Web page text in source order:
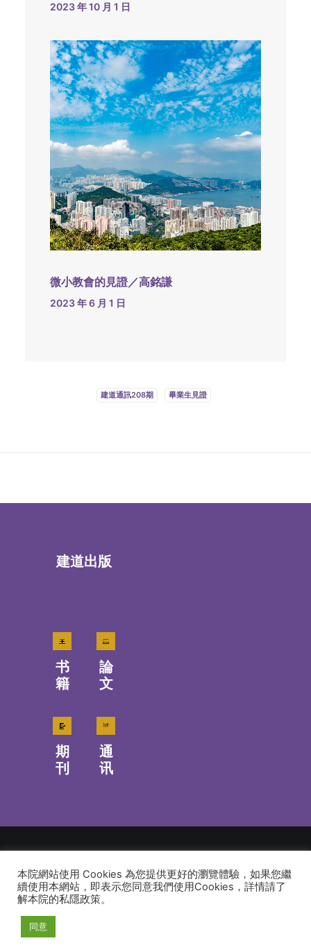
2023 年 10 月 1 日
微小教會的見證／高銘謙
2023 年 6 月 1 日
建道通訊208期 畢業生見證
建道出版
书
籍
論
文
期
刊
通
讯
© 2026 建道神學院Alliance Bible Seminary. All rights reserved
本院網站使用 Cookies 為您提供更好的瀏覽體驗，如果您繼
續使用本網站，即表示您同意我們使用Cookies，詳情請了
解本院的私隱政策。
同意